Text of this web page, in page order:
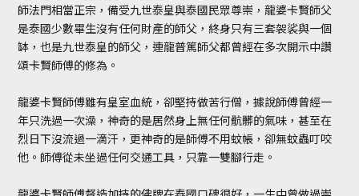
師法門相當正宗，備受九世泰皇與泰國民眾尊崇，龍婆卡賢師父
是泰國少數畢生沒有任何財產的師父，終身只有三套袈裟與一個
缽，也是九世泰皇的師父，連龍普篤師父都曾經在多次開示中讚
頌卡賢師傅的修為。
龍婆卡賢師傅雖有皇室血統，卻堅持做苦行僧，據說師傅曾經一
年只洗過一次澡，神奇的是居然身上無任何骯髒的氣味，甚至在
烈日下沒流過一滴汗，更神奇的是師傅不用蚊帳，卻無蚊蟲叮咬
他。師傅從未坐過任何交通工具，只靠一雙腳行走。